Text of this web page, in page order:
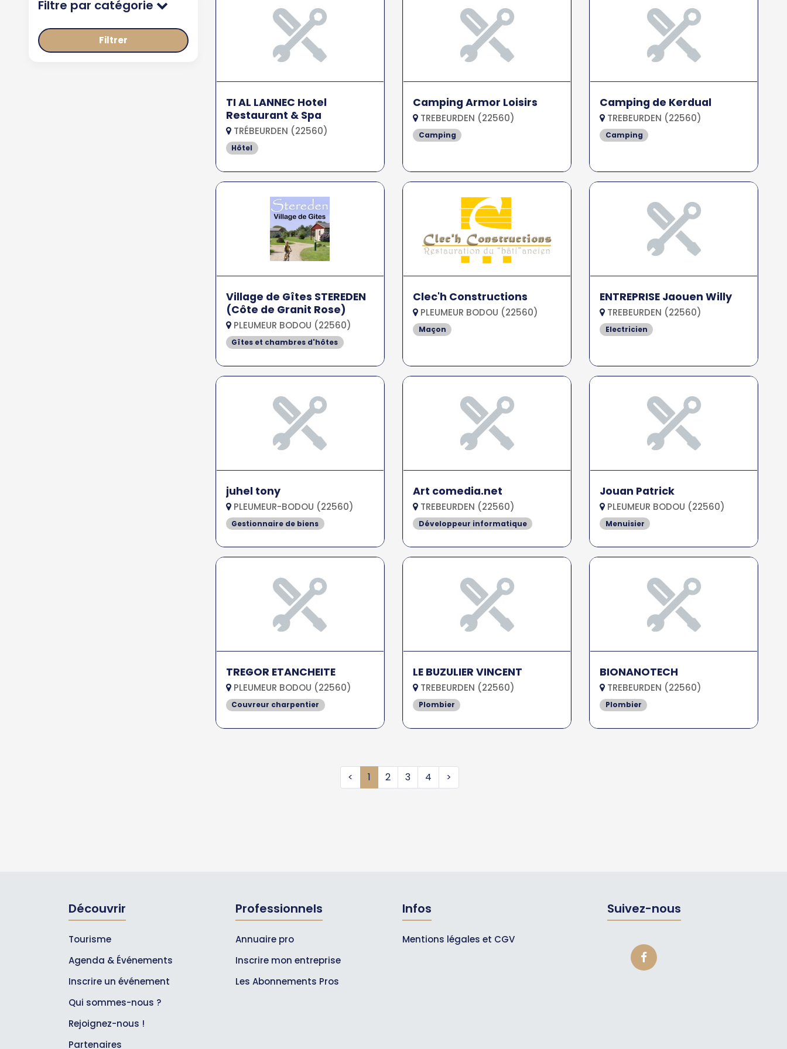
Filtre par catégorie
Filtrer
TI AL LANNEC Hotel
Restaurant & Spa
TRÉBEURDEN (22560)
Hôtel
Camping Armor Loisirs
TREBEURDEN (22560)
Camping
Camping de Kerdual
TREBEURDEN (22560)
Camping
Village de Gîtes STEREDEN
(Côte de Granit Rose)
PLEUMEUR BODOU (22560)
Gîtes et chambres d'hôtes
Clec'h Constructions
PLEUMEUR BODOU (22560)
Maçon
ENTREPRISE Jaouen Willy
TREBEURDEN (22560)
Electricien
juhel tony
PLEUMEUR-BODOU (22560)
Gestionnaire de biens
Art comedia.net
TREBEURDEN (22560)
Développeur informatique
Jouan Patrick
PLEUMEUR BODOU (22560)
Menuisier
TREGOR ETANCHEITE
PLEUMEUR BODOU (22560)
Couvreur charpentier
LE BUZULIER VINCENT
TREBEURDEN (22560)
Plombier
BIONANOTECH
TREBEURDEN (22560)
Plombier
< 1 2 3 4 >
Découvrir
Tourisme
Agenda & Événements
Inscrire un événement
Qui sommes-nous ?
Rejoignez-nous !
Partenaires
Professionnels
Annuaire pro
Inscrire mon entreprise
Les Abonnements Pros
Infos
Mentions légales et CGV
Suivez-nous